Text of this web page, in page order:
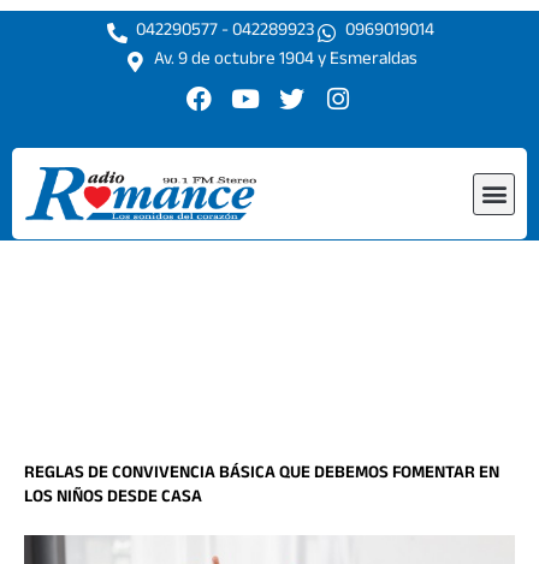
Ir
042290577 - 042289923
0969019014
Av. 9 de octubre 1904 y Esmeraldas
F
c
e
b
o
o
Y
u
t
u
b
e
T
i
r
I
s
r
REGLAS DE CONVIVENCIA BÁSICA QUE DEBEMOS FOMENTAR EN
LOS NIÑOS DESDE CASA